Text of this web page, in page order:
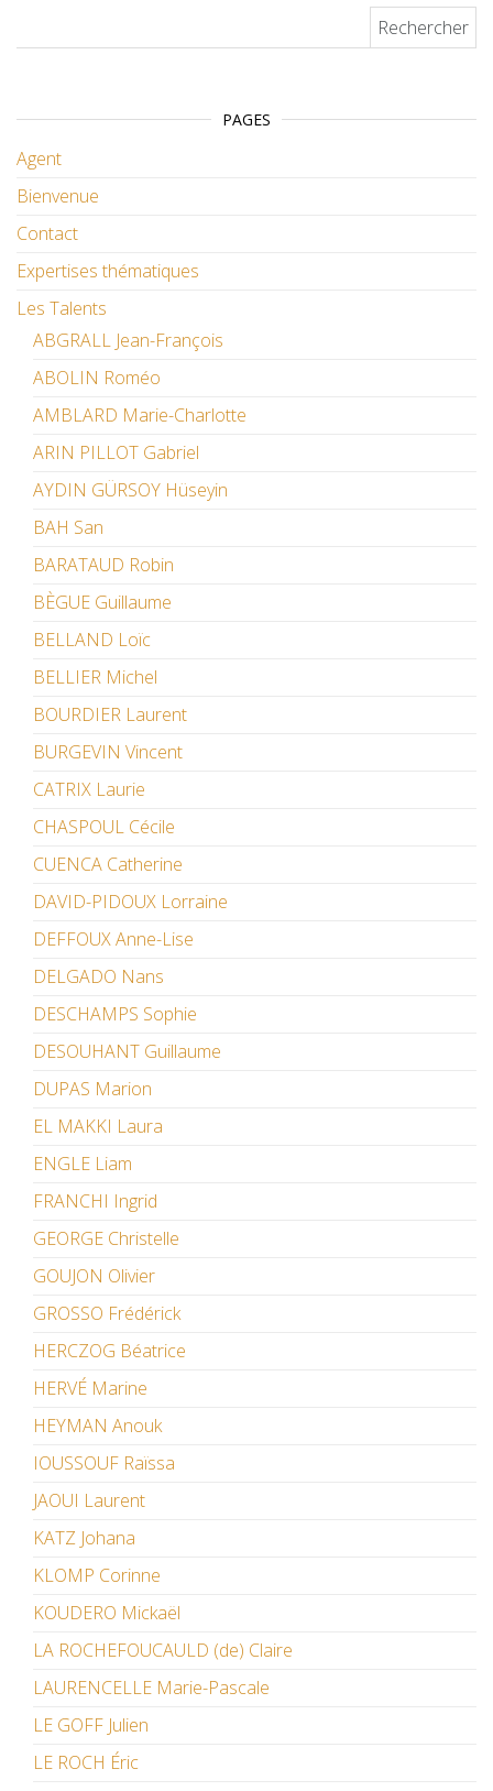
PAGES
Agent
Bienvenue
Contact
Expertises thématiques
Les Talents
ABGRALL Jean-François
ABOLIN Roméo
AMBLARD Marie-Charlotte
ARIN PILLOT Gabriel
AYDIN GÜRSOY Hüseyin
BAH San
BARATAUD Robin
BÈGUE Guillaume
BELLAND Loïc
BELLIER Michel
BOURDIER Laurent
BURGEVIN Vincent
CATRIX Laurie
CHASPOUL Cécile
CUENCA Catherine
DAVID-PIDOUX Lorraine
DEFFOUX Anne-Lise
DELGADO Nans
DESCHAMPS Sophie
DESOUHANT Guillaume
DUPAS Marion
EL MAKKI Laura
ENGLE Liam
FRANCHI Ingrid
GEORGE Christelle
GOUJON Olivier
GROSSO Frédérick
HERCZOG Béatrice
HERVÉ Marine
HEYMAN Anouk
IOUSSOUF Raïssa
JAOUI Laurent
KATZ Johana
KLOMP Corinne
KOUDERO Mickaël
LA ROCHEFOUCAULD (de) Claire
LAURENCELLE Marie-Pascale
LE GOFF Julien
LE ROCH Éric